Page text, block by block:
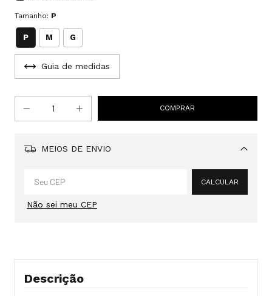
Tamanho: P
P M G
Guia de medidas
MEIOS DE ENVIO
Alterar CEP
CALCULAR
Não sei meu CEP
Descrição